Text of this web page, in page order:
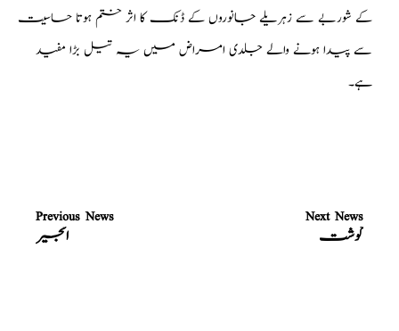
کے شوربے سے زہریلے جانوروں کے ڈنک کا اثر ختم ہوتا حساسیت
سے پیدا ہونے والے جلدی امراض میں یہ تیل بڑا مفید
ہے۔
Previous News
انجیر
Next News
گوشت